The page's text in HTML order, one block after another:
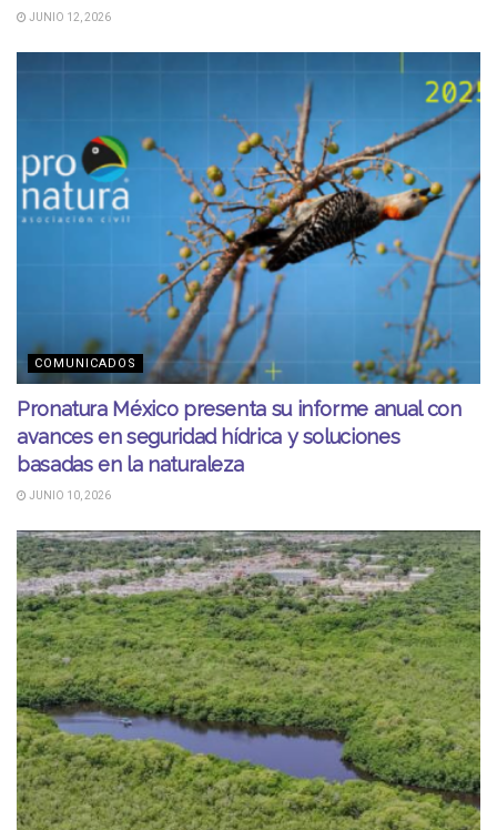
JUNIO 12, 2026
COMUNICADOS
Pronatura México presenta su informe anual con
avances en seguridad hídrica y soluciones
basadas en la naturaleza
JUNIO 10, 2026